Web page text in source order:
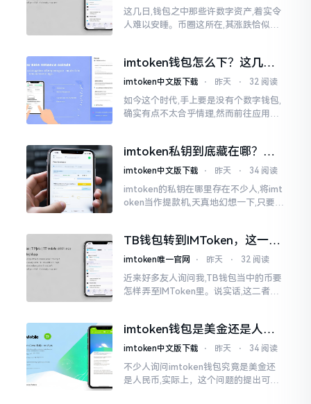
这几日,钱包之中那些许数字资产,着实令
人难以安睡。币圈这所在,其涨跌恰似翻
堆币
imtoken钱包怎么下？这几种
靠谱路子别走歪
imtoken中文版下载 ⋅ 昨天 ⋅ 32 阅读
如今这个时代,手上要是没有个数字钱包,
确实有点不太合乎情理,然而前往应用商
似乎相似
imtoken私钥到底藏在哪？别
慌，找对地方才安心
imtoken中文版下载 ⋅ 昨天 ⋅ 34 阅读
imtoken的私钥在哪里存在不少人,将imt
oken当作提款机,天真地幻想一下,只要把
TB钱包转到IMToken，这一步
别走错
imtoken唯一官网 ⋅ 昨天 ⋅ 32 阅读
近来好多友人询问我,TB钱包当中的币要
怎样弄至IMToken里。说实话,这二者皆
就迷糊了
imtoken钱包是美金还是人民
币？其实它是个“多面手”
imtoken中文版下载 ⋅ 昨天 ⋅ 34 阅读
不少人询问imtoken钱包究竟是美金还
是人民币,实际上，这个问题的提出可谓